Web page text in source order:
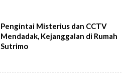
Pengintai Misterius dan CCTV
Mendadak, Kejanggalan di Rumah
Sutrimo